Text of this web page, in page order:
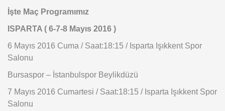
İşte Maç Programımız
ISPARTA ( 6-7-8 Mayıs 2016 )
6 Mayıs 2016 Cuma / Saat:18:15 / Isparta Işıkkent Spor
Salonu
Bursaspor – İstanbulspor Beylikdüzü
7 Mayıs 2016 Cumartesi / Saat:18:15 / Isparta Işıkkent Spor
Salonu